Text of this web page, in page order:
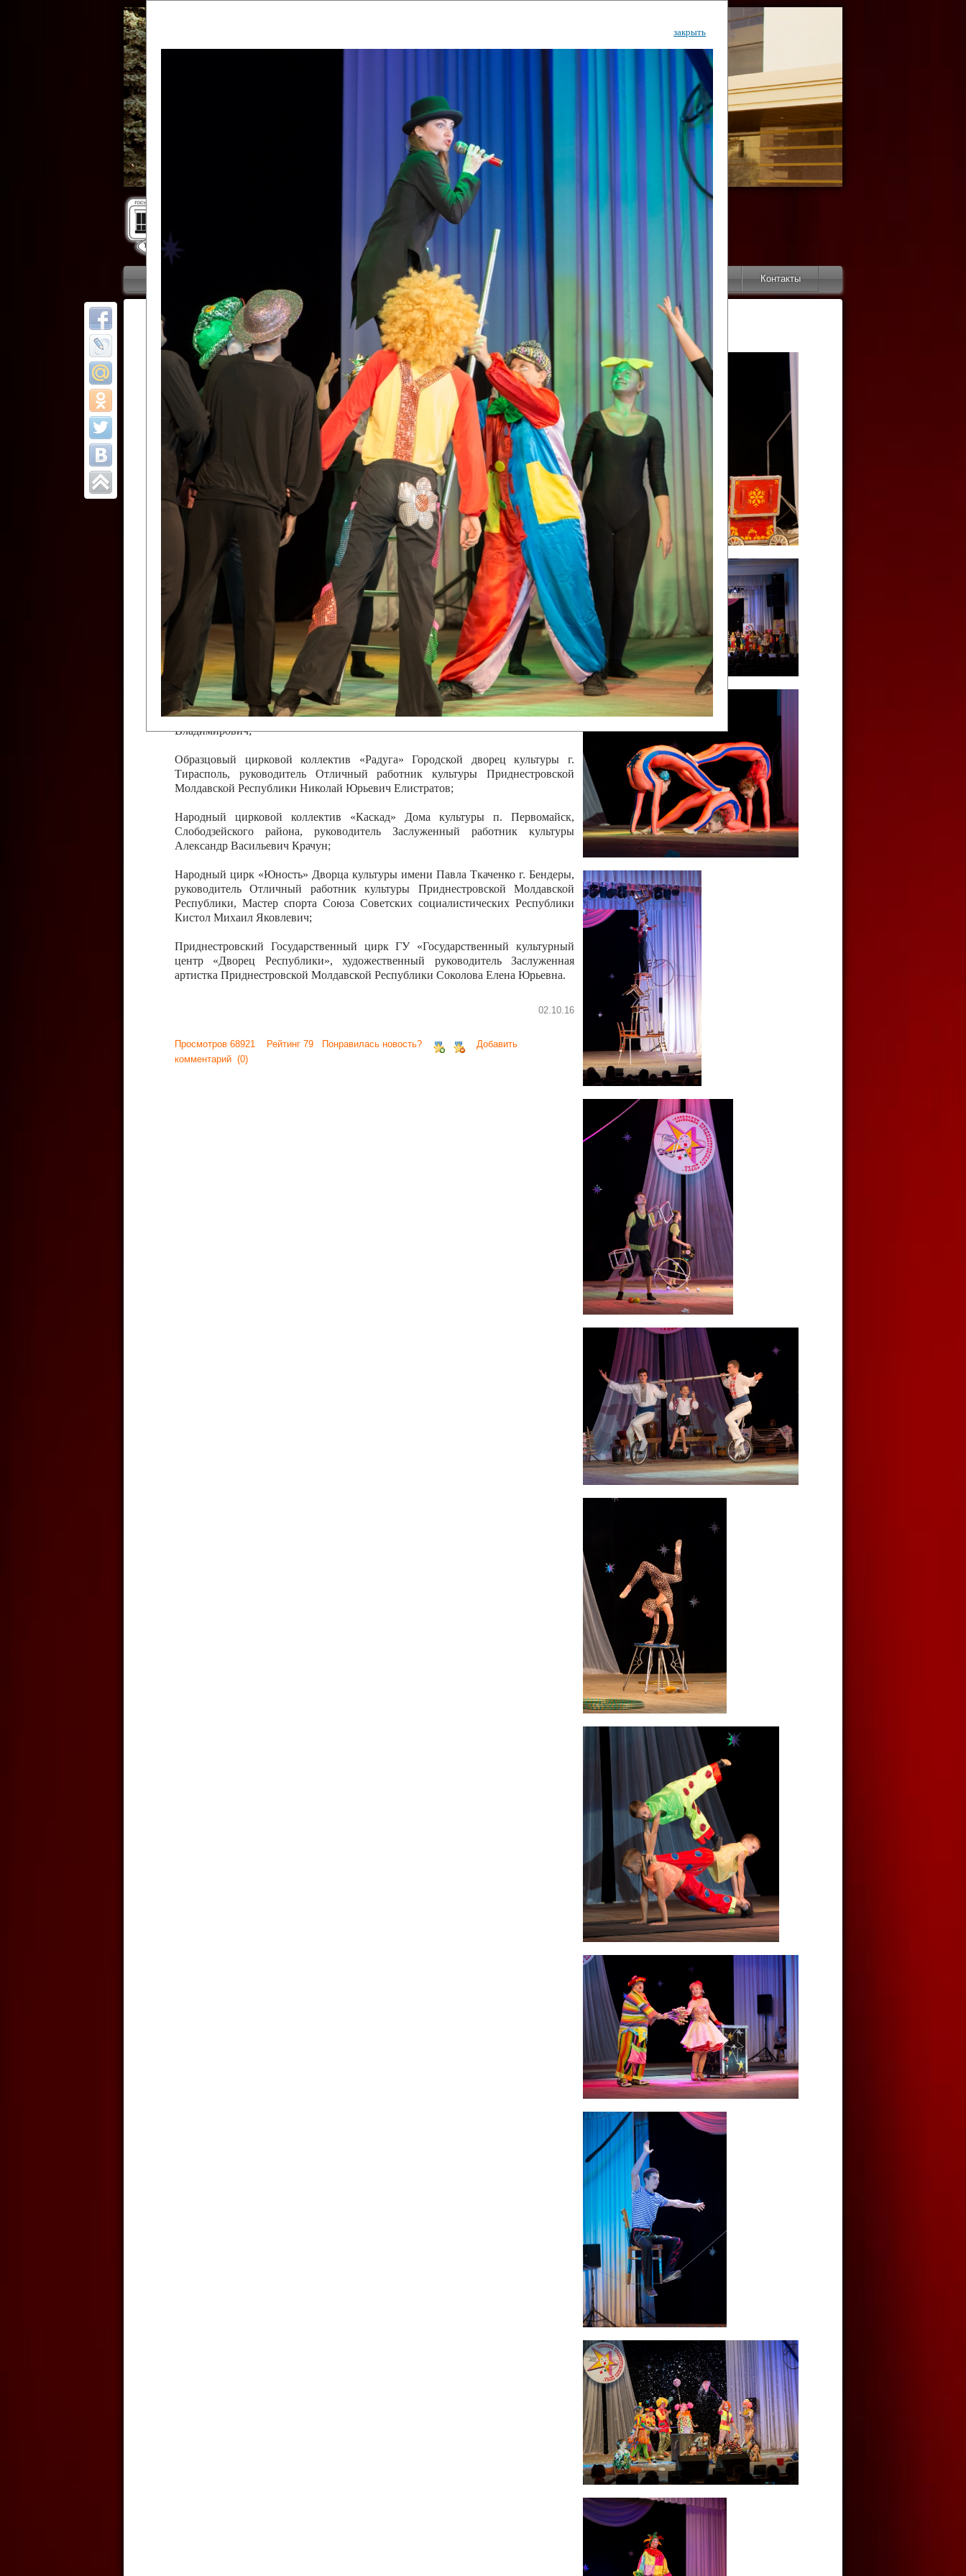
Государственный культурный центр
Дворец Республики
Новости Афиша Арт-монитор Контакты
ОТЧЕТЫ ГКЦ "ДВОРЕЦ РЕСПУБЛИКИ"
закрыть
Все отчеты
Финал Республиканского фестиваля
цирковых коллективов "Созвездие
Приднестровского цирка"
Участники фестиваля:
Образцовый эстрадно-цирковой коллектив «Ровесник» Дом культуры с.
Протягайловка, г. Бендеры , руководитель Рогожинер Светлана Георгиевна
Народный цирковой клоунский коллектив «Шари-вари» МУ «Культурно-
досуговый центр «Шелковик» г.Бендеры, руководители Отличные работники
культуры Приднестровской Молдавской Республики Алёна Александровна и
Олег Степанович Райлян;
Народный цирковой коллектив «Энтузиасты» Дома культуры с. Делакеу,
Григориопольского района, руководитель Отличный работник культуры
Приднестровской Молдавской Республики Пётр Петрович Дижмару;
Народный цирковой коллектив «Сперанца» Дома культуры посёлка Красное,
Слободзейского района, руководитель Отличный работник культуры
Приднестровской Молдавской Республики Анжела Владимировна
Казавчинская;
Образцовый эстрадно-цирковой коллектив «Алегро» Дома детско –юношеского
творчества с. Чобручи, Слободзейского района, руководитель Хачатурян Юрий
Владимирович;
Образцовый цирковой коллектив «Радуга» Городской дворец культуры г.
Тирасполь, руководитель Отличный работник культуры Приднестровской
Молдавской Республики Николай Юрьевич Елистратов;
Народный цирковой коллектив «Каскад» Дома культуры п. Первомайск,
Слободзейского района, руководитель Заслуженный работник культуры
Александр Васильевич Крачун;
Народный цирк «Юность» Дворца культуры имени Павла Ткаченко г. Бендеры,
руководитель Отличный работник культуры Приднестровской Молдавской
Республики, Мастер спорта Союза Советских социалистических Республики
Кистол Михаил Яковлевич;
Приднестровский Государственный цирк ГУ «Государственный культурный
центр «Дворец Республики», художественный руководитель Заслуженная
артистка Приднестровской Молдавской Республики Соколова Елена Юрьевна.
02.10.16
Просмотров 68921 Рейтинг 79 Понравилась новость?
Добавить
комментарий (0)